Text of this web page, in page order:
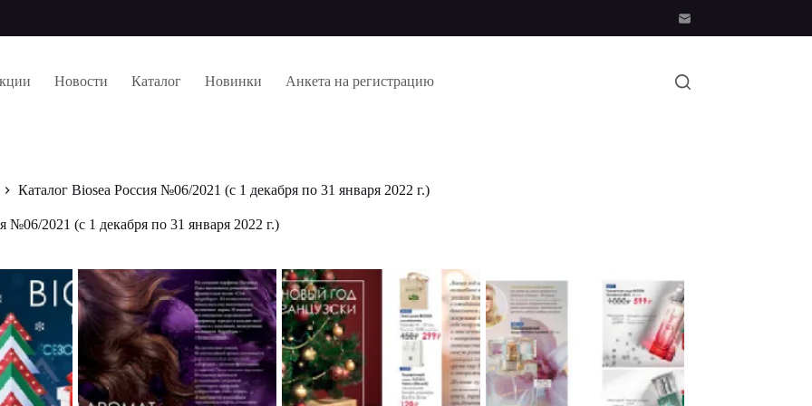
Новости Каталог Новинки Анкета на регистрацию
Каталог Biosea Россия №06/2021 (с 1 декабря по 31 января 2022 г.)
№06/2021 (с 1 декабря по 31 января 2022 г.)